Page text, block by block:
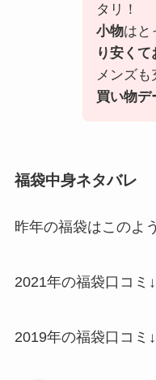
タリ！
小物はと
り安くて
メンズ
買い物デ
福袋中身ネタバレ
昨年の福袋はこのよ
2021年の福袋口コミ↓
2019年の福袋口コミ↓